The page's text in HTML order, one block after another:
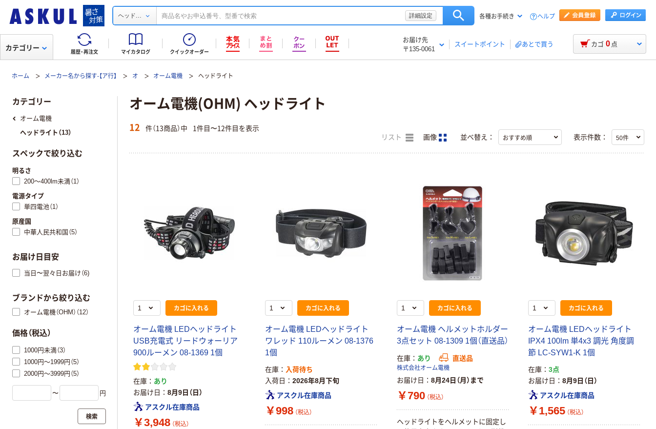
ヘッド... 詳細設定 各種お手続き ヘルプ
履歴・再注文 マイカタログ クイックオーダー
お届け先
〒135-0061
スイートポイント あとで買う
カテゴリー カゴ 0 点
ホーム メーカー名から探す-【ア行】 オ オーム電機 ヘッドライト
オーム電機(OHM) ヘッドライト
12 件（13商品）中 1件目〜12件目を表示
リスト 画像 並べ替え： 表示件数：
カゴに入れる
オーム電機 LEDヘッドライト
USB充電式 リードウォーリア
900ルーメン 08-1369 1個
在庫
あり
お届け日
8月9日（日）
アスクル在庫商品
￥3,948 （税込）
カゴに入れる
オーム電機 LEDヘッドライト
ワレッド 110ルーメン 08-1376
1個
在庫
入荷待ち
入荷日
2026年8月下旬
アスクル在庫商品
￥998 （税込）
カゴに入れる
オーム電機 ヘルメットホルダー
3点セット 08-1309 1個（直送品）
在庫 あり 直送品
株式会社オーム電機
お届け日 8月24日（月）まで
￥790 （税込）
ヘッドライトをヘルメットに固定し
カゴに入れる
オーム電機 LEDヘッドライト
IPX4 100lm 単4x3 調光 角度調
節 LC-SYW1-K 1個
在庫
3点
お届け日
8月9日（日）
アスクル在庫商品
￥1,565 （税込）
カテゴリー
オーム電機
ヘッドライト（13）
スペックで絞り込む
明るさ
200～400lm未満（1）
電源タイプ
単四電池（1）
原産国
中華人民共和国（5）
お届け日目安
当日〜翌々日お届け（6)
ブランドから絞り込む
オーム電機（OHM）（12）
価格（税込）
1000円未満（3）
1000円～1999円（5）
2000円～3999円（5）
〜 円
検索